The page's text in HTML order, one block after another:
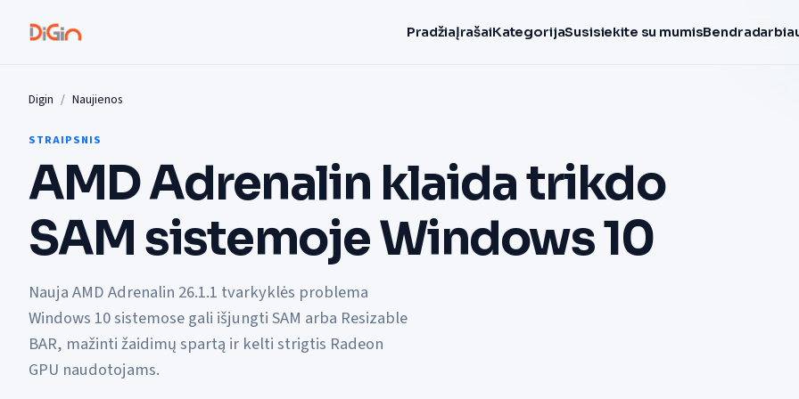
PradžiaĮrašaiKategorijaSusisiekite su mumis
Digin Naujienos
STRAIPSNIS
AMD Adrenalin klaida trikdo
SAM sistemoje Windows 10
Nauja AMD Adrenalin 26.1.1 tvarkyklės problema
Windows 10 sistemose gali išjungti SAM arba Resizable
BAR, mažinti žaidimų spartą ir kelti strigtis Radeon
GPU naudotojams.